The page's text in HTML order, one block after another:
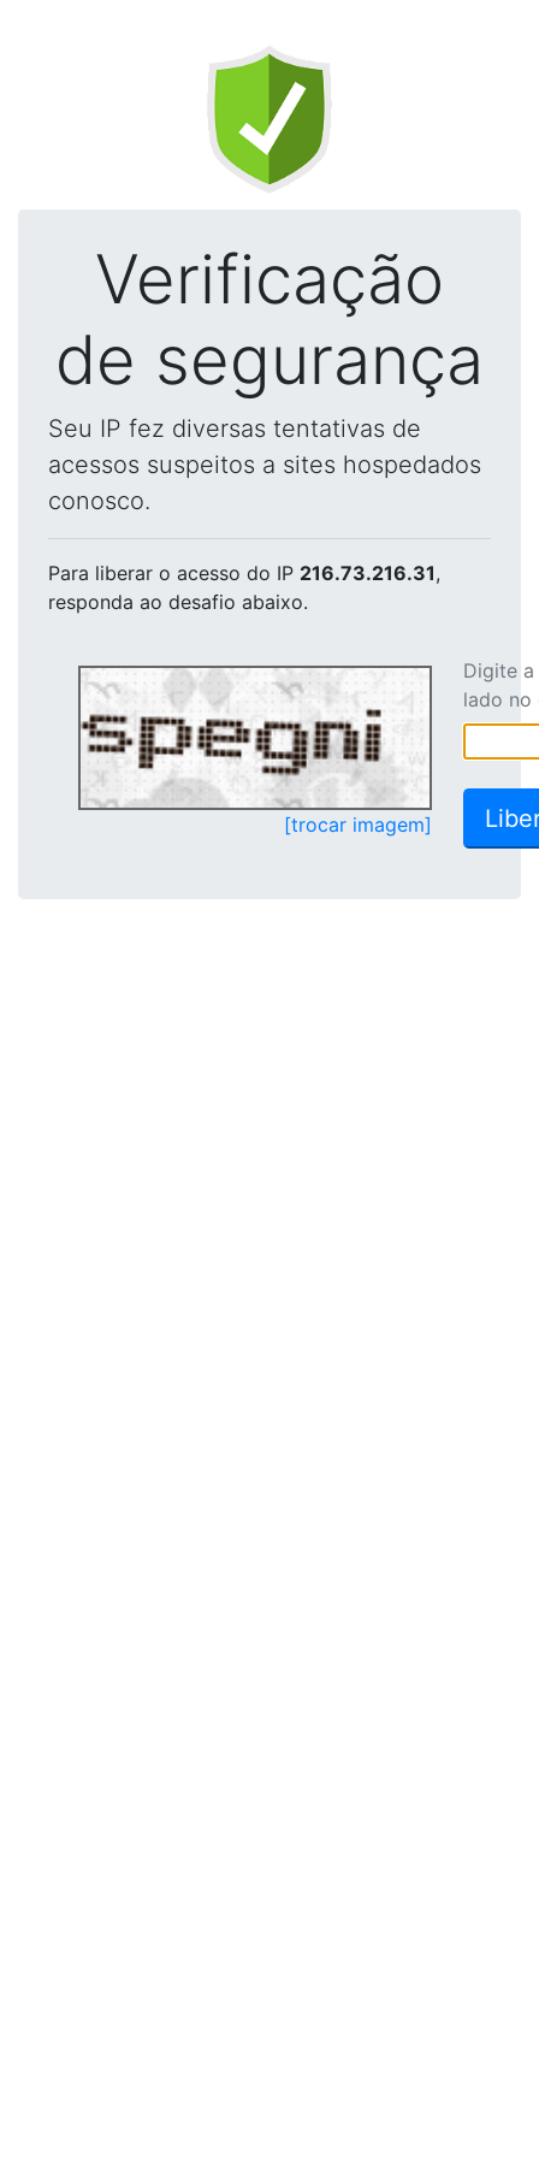
Verificação
de segurança
Seu IP fez diversas tentativas de
acessos suspeitos a sites hospedados
conosco.
Para liberar o acesso do IP 216.73.216.31,
responda ao desafio abaixo.
[trocar imagem]
Digite
lado no